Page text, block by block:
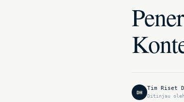
DH
Tim Riset
Ditinjau oleh